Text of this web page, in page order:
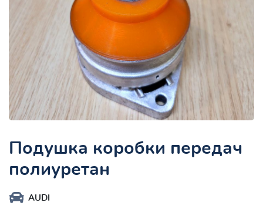
Подушка коробки передач
полиуретан
AUDI